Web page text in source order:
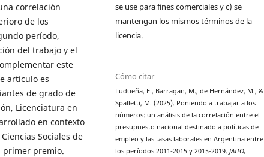
correlación
de los
período,
del trabajo y el
este
artículo es
de grado de
Licenciatura en
en contexto
Sociales de
primer premio.
se use para fines comerciales y c) se
mantengan los mismos términos de la
licencia.
Cómo citar
Ludueña, E., Barragan, M., de Hernández, M., &
Spalletti, M. (2025). Poniendo a trabajar a los
números: un análisis de la correlación entre el
presupuesto nacional destinado a políticas de
empleo y las tasas laborales en Argentina entre
los períodos 2011-2015 y 2015-2019.JAIIO,